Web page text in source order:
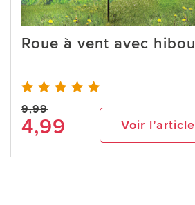
Roue à vent avec hibou
9,99
4,99 Voir l’article